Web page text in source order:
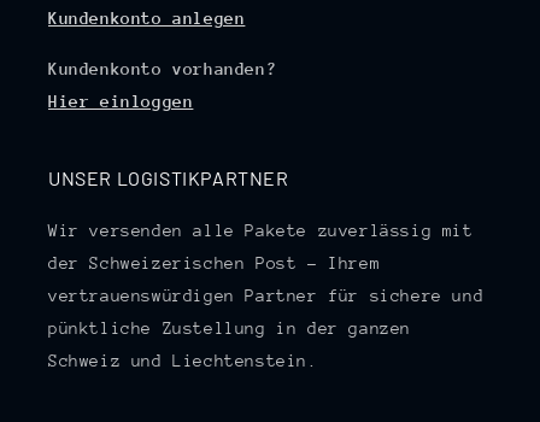
Kundenkonto anlegen
Kundenkonto vorhanden?
Hier einloggen
UNSER LOGISTIKPARTNER
Wir versenden alle Pakete zuverlässig mit
der Schweizerischen Post – Ihrem
vertrauenswürdigen Partner für sichere und
pünktliche Zustellung in der ganzen
Schweiz und Liechtenstein.